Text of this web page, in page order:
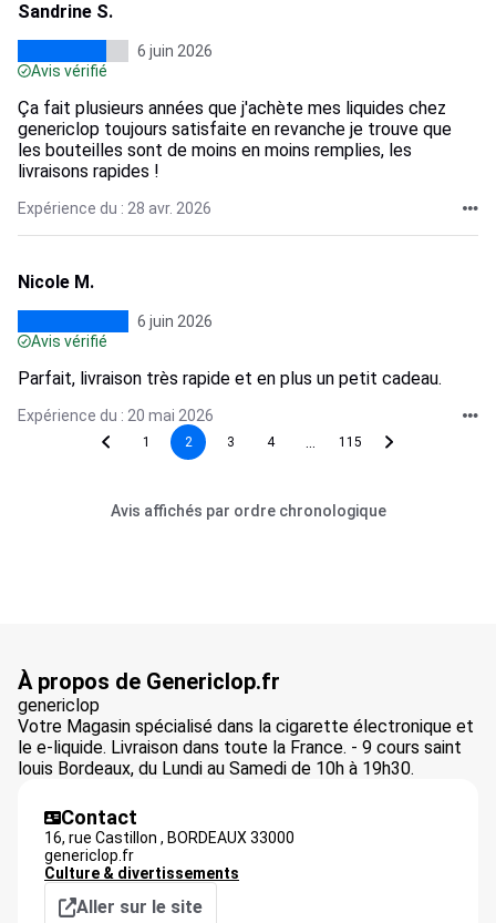
Sandrine S.
6 juin 2026
Avis vérifié
Ça fait plusieurs années que j'achète mes liquides chez
genericlop toujours satisfaite en revanche je trouve que
les bouteilles sont de moins en moins remplies, les
livraisons rapides !
Expérience du : 28 avr. 2026
Nicole M.
6 juin 2026
Avis vérifié
Parfait, livraison très rapide et en plus un petit cadeau.
Expérience du : 20 mai 2026
1 2 3 4 115
Avis affichés par ordre chronologique
À propos de Genericlop.fr
genericlop
Votre Magasin spécialisé dans la cigarette électronique et
le e-liquide. Livraison dans toute la France. - 9 cours saint
louis Bordeaux, du Lundi au Samedi de 10h à 19h30.
Contact
16, rue Castillon , BORDEAUX 33000
genericlop.fr
Culture & divertissements
Aller sur le site